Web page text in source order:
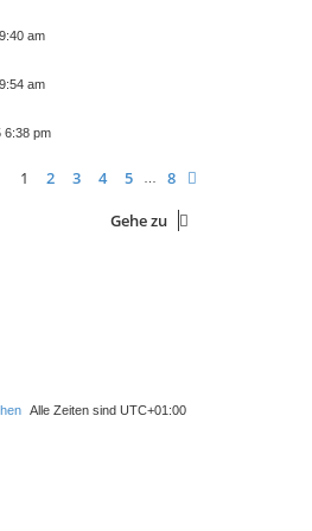
am
am
6:38 pm
Seite von8
1 2 3 4 5 8
Gehe zu
Alle Zeiten sind UTC+01:00